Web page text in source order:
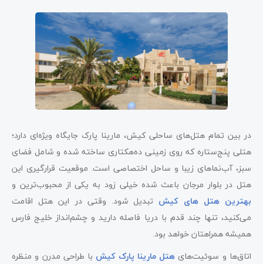
در بین تمام هتل‌های ساحلی کیش، مارینا پارک جایگاه ویژه‌ای دارد؛
هتلی پنج‌ستاره که روی زمینی ده‌هکتاری ساخته شده و شامل فضای
سبز، آب‌نماهای زیبا و ساحل اختصاصی است. موقعیت قرارگیری این
هتل در بلوار مرجان باعث شده خیلی زود به یکی از محبوب‌ترین و
بهترین هتل های کیش تبدیل شود. وقتی در این هتل اقامت
می‌کنید، تنها چند قدم با دریا فاصله دارید و چشم‌انداز خلیج فارس
همیشه همراهتان خواهد بود.
اتاق‌ها و سوئیت‌های هتل مارینا پارک کیش با طراحی مدرن و منظره